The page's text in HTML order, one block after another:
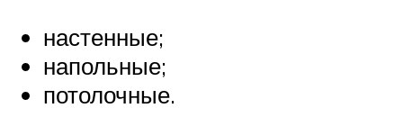
настенные;
напольные;
потолочные.